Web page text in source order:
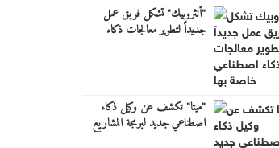
"أنثروبيك" تشكل فريق عمل
جديداً لتطوير معالجات ذكاء
"ميتا" تكشف عن وكيل ذكاء
اصطناعي جديد لبرمجة المشاريع